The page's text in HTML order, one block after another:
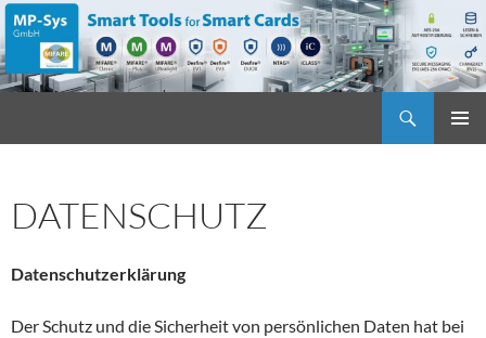
Zum
Inhalt
springen
DATENSCHUTZ
Datenschutzerklärung
Der Schutz und die Sicherheit von persönlichen Daten hat bei